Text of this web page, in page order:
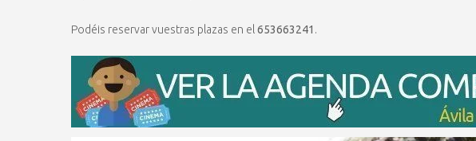
Podéis reservar vuestras plazas en el653663241 .